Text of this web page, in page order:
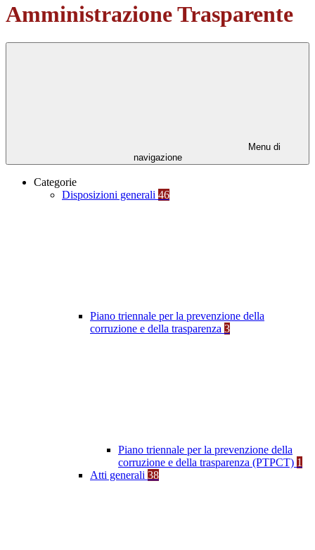
Amministrazione Trasparente
Menu di
navigazione
Categorie
Disposizioni generali 46
Piano triennale per la prevenzione della
corruzione e della trasparenza 3
Piano triennale per la prevenzione della
corruzione e della trasparenza (PTPCT) 1
Atti generali 38